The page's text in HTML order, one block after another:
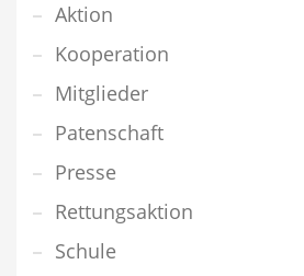
Aktion
Kooperation
Mitglieder
Patenschaft
Presse
Rettungsaktion
Schule